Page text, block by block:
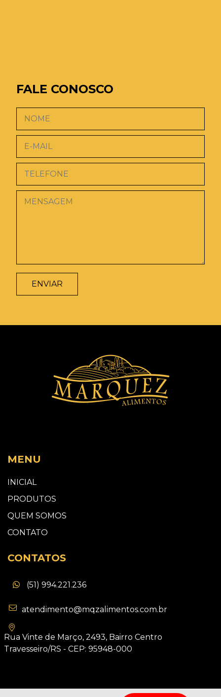
FALE CONOSCO
ENVIAR
MENU
INICIAL
PRODUTOS
QUEM SOMOS
CONTATO
CONTATOS
(51) 994.221.236
atendimento@mqzalimentos.com.br
Rua Vinte de Março, 2493, Bairro Centro
Travesseiro/RS - CEP: 95948-000